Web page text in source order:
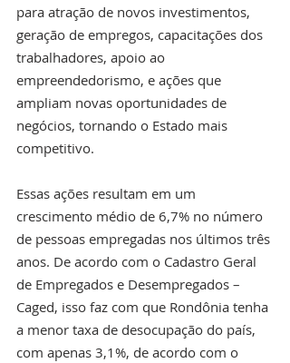
para atração de novos investimentos,
geração de empregos, capacitações dos
trabalhadores, apoio ao
empreendedorismo, e ações que
ampliam novas oportunidades de
negócios, tornando o Estado mais
competitivo.
Essas ações resultam em um
crescimento médio de 6,7% no número
de pessoas empregadas nos últimos três
anos. De acordo com o Cadastro Geral
de Empregados e Desempregados –
Caged, isso faz com que Rondônia tenha
a menor taxa de desocupação do país,
com apenas 3,1%, de acordo com o